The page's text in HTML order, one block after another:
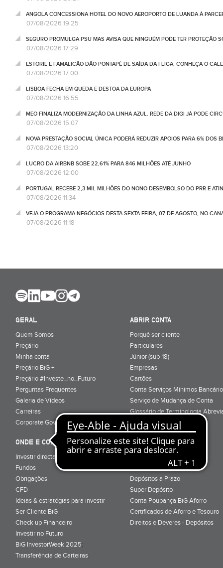
ANGOLA CONCESSIONA HOTEL DO NOVO AEROPORTO DE LUANDA À
07/08/2026 19:25
SEGURO PROMULGA PSU MAS AVISA QUE NINGUÉM PODE TER PROTEÇÃO
07/08/2026 17:29
ESTORIL E FAMALICÃO DÃO PONTAPÉ DE SAÍDA DA I LIGA. CONHEÇA O
07/08/2026 17:00
LISBOA FECHA EM QUEDA E DESTOA DA EUROPA
07/08/2026 16:55
MEO FINALIZA MODERNIZAÇÃO DA LINHA AZUL. REDE DA DIGI JÁ PODE
07/08/2026 15:07
NOVA PRESTAÇÃO SOCIAL ÚNICA PODERÁ REDUZIR APOIOS PARA 6% DOS
07/08/2026 13:20
LUCRO DA AIRBNB SOBE 22,61% PARA 846 MILHÕES ATÉ JUNHO
07/08/2026 12:00
PORTUGAL RECEBE 2,3 MIL MILHÕES DO NONO DESEMBOLSO DO PRR E
07/08/2026 11:34
VEJA O PROGRAMA NEGÓCIOS DESTA SEXTA-FEIRA, 07 DE AGOSTO, NO
07/08/2026 11:18
GERAL
Quem Somos
Preçário
Minha conta
Preçário BiG +
Preçário #Investe_no_Futuro
Perguntas Frequentes
Galeria de Vídeos
Carreiras
Corporate Governance
ABRIR CONTA
Porquê ser cliente
Particulares
Júnior (sub-18)
Empresas
Cartões
Conta Serviços Mínimos
Serviço de Mudança de Conta
Glossário de Terminologia
Informação Pré-Contratual
ONDE E COMO INVESTIR
Investir directamente em bolsa
Fundos
Obrigações
CFD
Ideias & estratégias para investir
Ser Cliente BiG
Check up Financeiro
Investir no Futuro
BiG InvestorWeek 2025;
Transferência de Carteiras;
ONDE E COMO POUPAR
Renda Mensal
Depósitos a Prazo
Super Depósito
Conta Poupança BiG Aforro
Certificados de Aforro e Tesouro
Direitos e Deveres - Depósitos